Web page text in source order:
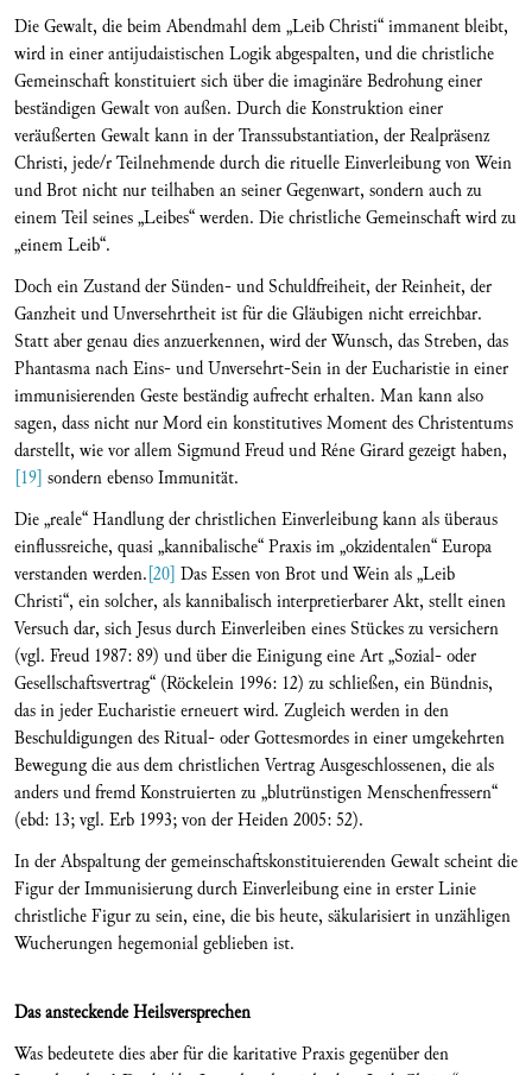
Die Gewalt, die beim Abendmahl dem „Leib Christi“ immanent bleibt,
wird in einer antijudaistischen Logik abgespalten, und die christliche
Gemeinschaft konstituiert sich über die imaginäre Bedrohung einer
beständigen Gewalt von außen. Durch die Konstruktion einer
veräußerten Gewalt kann in der Transsubstantiation, der Realpräsenz
Christi, jede/r Teilnehmende durch die rituelle Einverleibung von Wein
und Brot nicht nur teilhaben an seiner Gegenwart, sondern auch zu
einem Teil seines „Leibes“ werden. Die christliche Gemeinschaft wird zu
„einem Leib“.
Doch ein Zustand der Sünden- und Schuldfreiheit, der Reinheit, der
Ganzheit und Unversehrtheit ist für die Gläubigen nicht erreichbar.
Statt aber genau dies anzuerkennen, wird der Wunsch, das Streben, das
Phantasma nach Eins- und Unversehrt-Sein in der Eucharistie in einer
immunisierenden Geste beständig aufrecht erhalten. Man kann also
sagen, dass nicht nur Mord ein konstitutives Moment des Christentums
darstellt, wie vor allem Sigmund Freud und Réne Girard gezeigt haben,
[19] sondern ebenso Immunität.
Die „reale“ Handlung der christlichen Einverleibung kann als überaus
einflussreiche, quasi „kannibalische“ Praxis im „okzidentalen“ Europa
verstanden werden.[20] Das Essen von Brot und Wein als „Leib
Christi“, ein solcher, als kannibalisch interpretierbarer Akt, stellt einen
Versuch dar, sich Jesus durch Einverleiben eines Stückes zu versichern
(vgl. Freud 1987: 89) und über die Einigung eine Art „Sozial- oder
Gesellschaftsvertrag“ (Röckelein 1996: 12) zu schließen, ein Bündnis,
das in jeder Eucharistie erneuert wird. Zugleich werden in den
Beschuldigungen des Ritual- oder Gottesmordes in einer umgekehrten
Bewegung die aus dem christlichen Vertrag Ausgeschlossenen, die als
anders und fremd Konstruierten zu „blutrünstigen Menschenfressern“
(ebd: 13; vgl. Erb 1993; von der Heiden 2005: 52).
In der Abspaltung der gemeinschaftskonstituierenden Gewalt scheint die
Figur der Immunisierung durch Einverleibung eine in erster Linie
christliche Figur zu sein, eine, die bis heute, säkularisiert in unzähligen
Wucherungen hegemonial geblieben ist.
Das ansteckende Heilsversprechen
Was bedeutete dies aber für die karitative Praxis gegenüber den